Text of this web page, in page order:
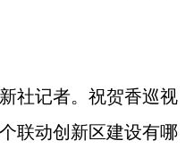
社记者。祝贺香巡视
联动创新区建设有哪